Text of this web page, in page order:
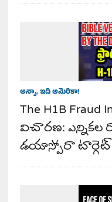
అన్నా, ఇది అమెరికా!
The H1B Fraud
విచారణ:
డయాస్పోరా